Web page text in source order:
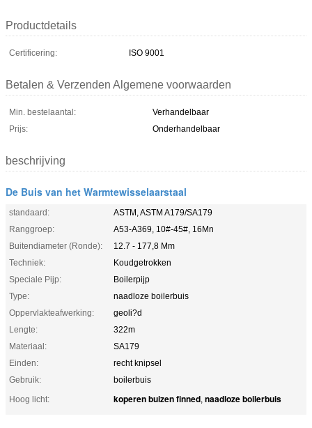
Productdetails
Certificering: ISO 9001
Betalen & Verzenden Algemene voorwaarden
Min. bestelaantal:
Verhandelbaar
Prijs:
Onderhandelbaar
beschrijving
De Buis van het Warmtewisselaarstaal
standaard:
ASTM, ASTM A179/SA179
Ranggroep:
A53-A369, 10#-45#, 16Mn
Buitendiameter (Ronde):
12.7 - 177,8 Mm
Techniek:
Koudgetrokken
Speciale Pijp:
Boilerpijp
Type:
naadloze boilerbuis
Oppervlakteafwerking:
geoli?d
Lengte:
322m
Materiaal:
SA179
Einden:
recht knipsel
Gebruik:
boilerbuis
Hoog licht:
koperen buizen finned, naadloze boilerbuis